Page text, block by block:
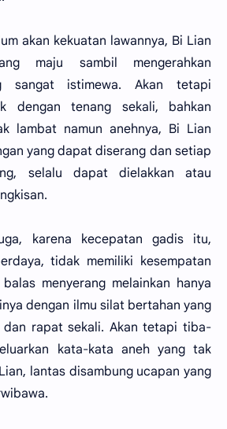
akan kekuatan lawannya, Bi Lian
maju sambil mengerahkan
sangat istimewa. Akan tetapi
dengan tenang sekali, bahkan
lambat namun anehnya, Bi Lian
yang dapat diserang dan setiap
selalu dapat dielakkan atau
karena kecepatan gadis itu,
tidak memiliki kesempatan
menyerang melainkan hanya
dengan ilmu silat bertahan yang
dan rapat sekali. Akan tetapi tiba-
kata-kata aneh yang tak
lantas disambung ucapan yang